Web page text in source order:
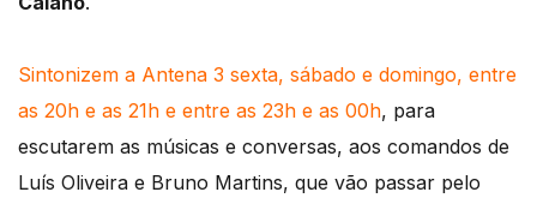
Sintonizem a Antena 3 sexta, sábado e domingo, entre
as 20h e as 21h e entre as 23h e as 00h, para
escutarem as músicas e conversas, aos comandos de
Luís Oliveira e Bruno Martins, que vão passar pelo